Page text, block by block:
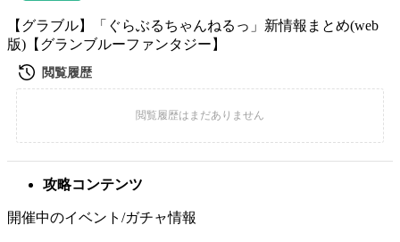
【グラブル】「ぐらぶるちゃんねるっ」新情報まとめ(web
版)【グランブルーファンタジー】
攻略コンテンツ
開催中のイベント/ガチャ情報